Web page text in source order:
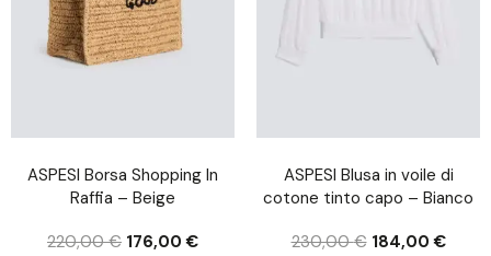
ASPESI Borsa Shopping In
Raffia – Beige
220,00€ 176,00€
ASPESI Blusa in voile di
cotone tinto capo – Bianco
230,00€ 184,00€